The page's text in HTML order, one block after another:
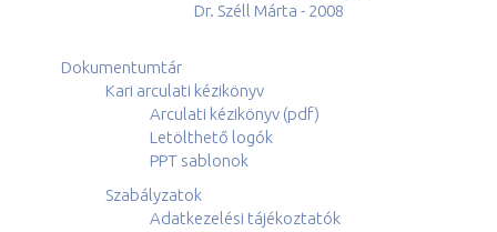
Dr. Széll Márta - 2008
Dokumentumtár
Kari arculati kézikönyv
Arculati kézikönyv (pdf)
Letölthető logók
PPT sablonok
Szabályzatok
Adatkezelési tájékoztatók